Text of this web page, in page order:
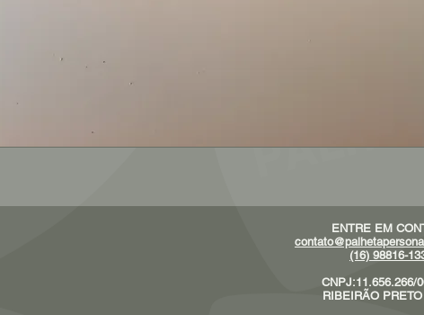
ENTRE EM
(16) 98816-
CNPJ:11.656.266/
RIBEIRÃO